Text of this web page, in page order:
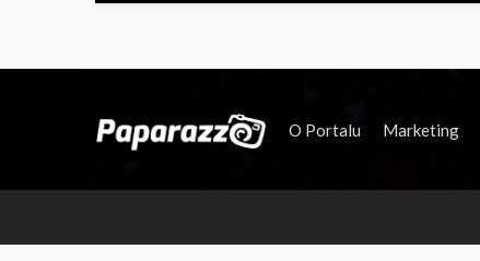
O Portalu Marketing